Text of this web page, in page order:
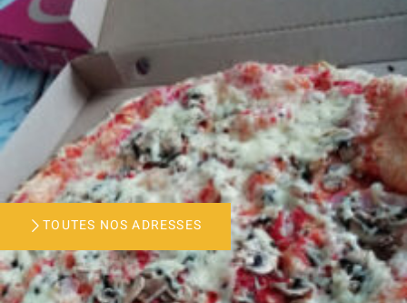
TOUTES NOS ADRESSES